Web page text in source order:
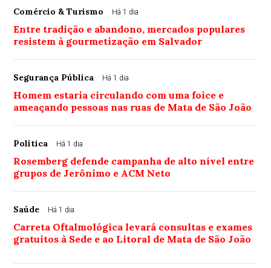
Comércio & Turismo Há 1 dia
Entre tradição e abandono, mercados populares
resistem à gourmetização em Salvador
Segurança Pública Há 1 dia
Homem estaria circulando com uma foice e
ameaçando pessoas nas ruas de Mata de São João
Política Há 1 dia
Rosemberg defende campanha de alto nível entre
grupos de Jerônimo e ACM Neto
Saúde Há 1 dia
Carreta Oftalmológica levará consultas e exames
gratuitos à Sede e ao Litoral de Mata de São João